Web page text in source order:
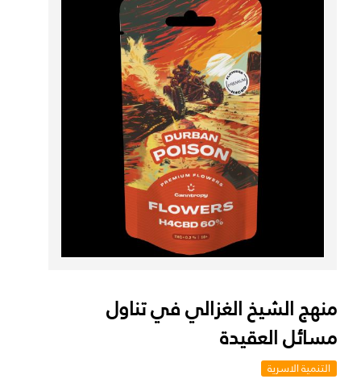
منهج الشيخ الغزالي في تناول
مسائل العقيدة
التنمية الاسرية